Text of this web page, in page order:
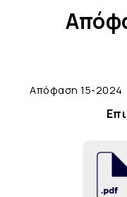
Απόφαση 15-2024